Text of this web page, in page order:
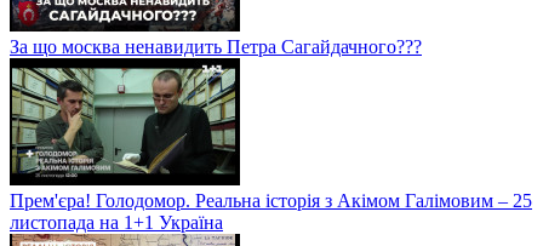
За що москва ненавидить Петра Сагайдачного???
Прем'єра! Голодомор. Реальна історія з Акімом Галімовим – 25
листопада на 1+1 Україна